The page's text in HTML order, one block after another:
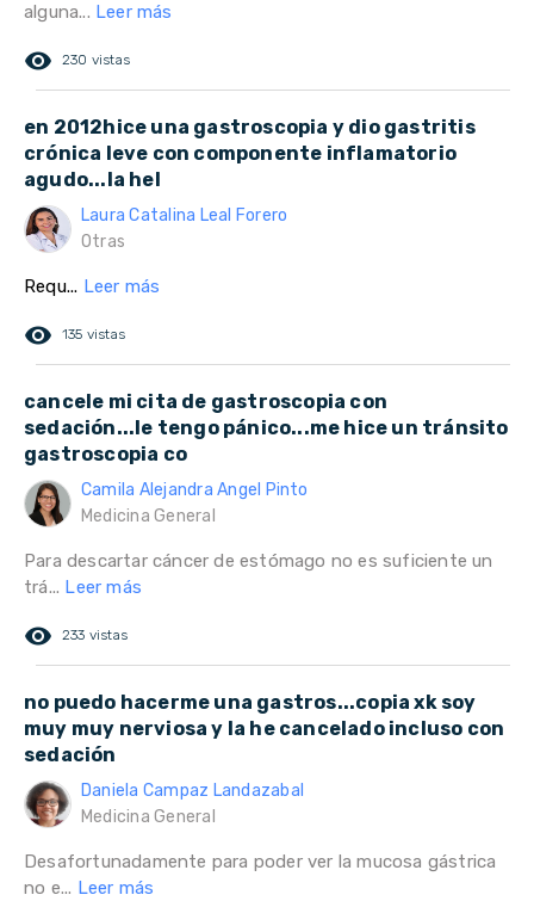
alguna... Leer más
remove_red_eye 230 vistas
en 2012hice una gastroscopia y dio gastritis
crónica leve con componente inflamatorio
agudo...la hel
Laura Catalina Leal Forero
Otras
Requ... Leer más
remove_red_eye 135 vistas
cancele mi cita de gastroscopia con
sedación...le tengo pánico...me hice un tránsito
gastroscopia co
Camila Alejandra Angel Pinto
Medicina General
Para descartar cáncer de estómago no es suficiente un
trá... Leer más
remove_red_eye 233 vistas
no puedo hacerme una gastros...copia xk soy
muy muy nerviosa y la he cancelado incluso con
sedación
Daniela Campaz Landazabal
Medicina General
Desafortunadamente para poder ver la mucosa gástrica
no e... Leer más